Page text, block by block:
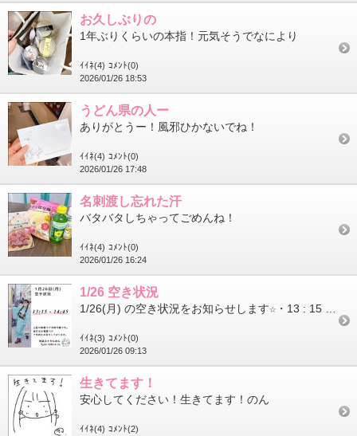
お久しぶりの
1年ぶりくらいの本指！元気そうでなにより
ｲｲﾈ(4) ｺﾒﾝﾄ(0)
2026/01/26 18:53
うどん県の人ー
ありがとうー！風邪ひかないでね！
ｲｲﾈ(4) ｺﾒﾝﾄ(0)
2026/01/26 17:48
名刺渡し忘れた汗
バタバタしちゃってごめんね！
ｲｲﾈ(4) ｺﾒﾝﾄ(0)
2026/01/26 16:24
1/26 空き状況
ｲｲﾈ(3) ｺﾒﾝﾄ(0)
2026/01/26 09:13
生きてます！
安心してください！生きてます！のん
ｲｲﾈ(4) ｺﾒﾝﾄ(2)